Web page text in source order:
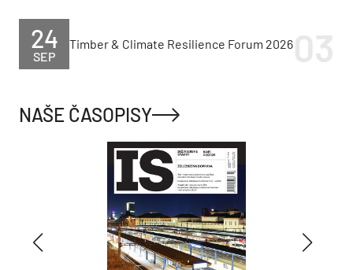
SEP
24 Timber & Climate Resilience Forum 2026
NAŠE ČASOPISY